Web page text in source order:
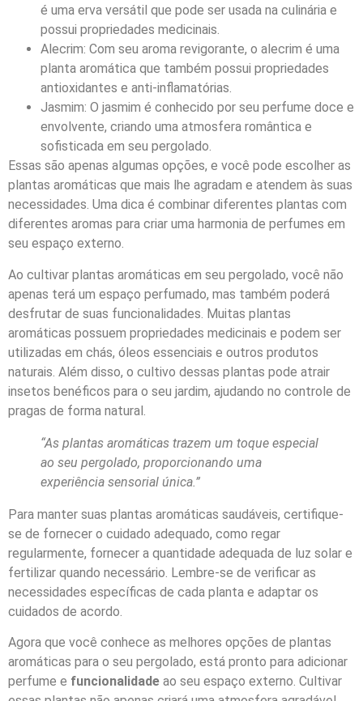
é uma erva versátil que pode ser usada na culinária e
possui propriedades medicinais.
Alecrim: Com seu aroma revigorante, o alecrim é uma
planta aromática que também possui propriedades
antioxidantes e anti-inflamatórias.
Jasmim: O jasmim é conhecido por seu perfume doce e
envolvente, criando uma atmosfera romântica e
sofisticada em seu pergolado.
Essas são apenas algumas opções, e você pode escolher as
plantas aromáticas que mais lhe agradam e atendem às suas
necessidades. Uma dica é combinar diferentes plantas com
diferentes aromas para criar uma harmonia de perfumes em
seu espaço externo.
Ao cultivar plantas aromáticas em seu pergolado, você não
apenas terá um espaço perfumado, mas também poderá
desfrutar de suas funcionalidades. Muitas plantas
aromáticas possuem propriedades medicinais e podem ser
utilizadas em chás, óleos essenciais e outros produtos
naturais. Além disso, o cultivo dessas plantas pode atrair
insetos benéficos para o seu jardim, ajudando no controle de
pragas de forma natural.
“As plantas aromáticas trazem um toque especial
ao seu pergolado, proporcionando uma
experiência sensorial única.”
Para manter suas plantas aromáticas saudáveis, certifique-
se de fornecer o cuidado adequado, como regar
regularmente, fornecer a quantidade adequada de luz solar e
fertilizar quando necessário. Lembre-se de verificar as
necessidades específicas de cada planta e adaptar os
cuidados de acordo.
Agora que você conhece as melhores opções de plantas
aromáticas para o seu pergolado, está pronto para adicionar
perfume e funcionalidade ao seu espaço externo. Cultivar